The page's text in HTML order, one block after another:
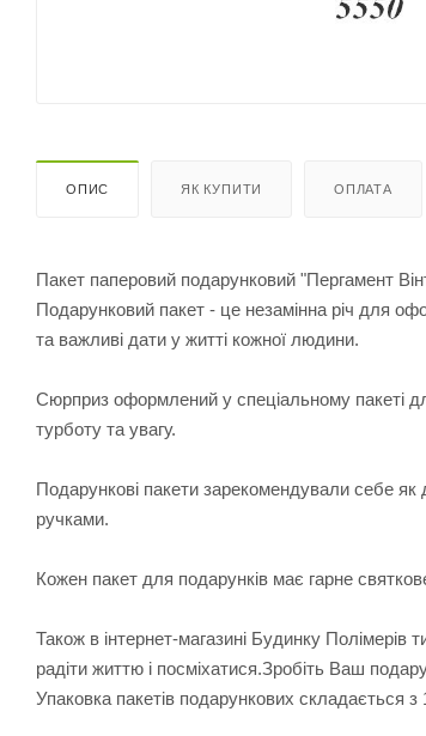
ОПИС ЯК КУПИТИ ОПЛАТА
Пакет паперовий подарунковий "Пергамент
Подарунковий пакет - це незамінна річ для
та важливі дати у житті кожної людини.
Сюрприз оформлений у спеціальному пакеті
турботу та увагу.
Подарункові пакети зарекомендували себе як
ручками.
Кожен пакет для подарунків має гарне
Також в інтернет-магазині Будинку Полімерів
радіти життю і посміхатися.Зробіть Ваш
Упаковка пакетів подарункових складається з